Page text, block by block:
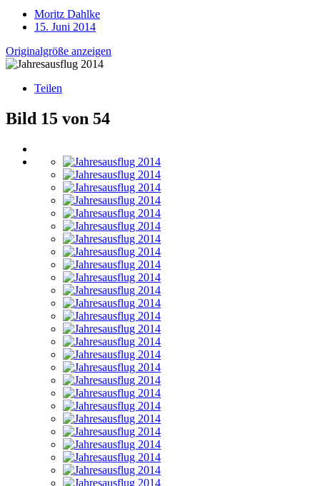
Moritz Dahlke
15. Juni 2014
Originalgröße anzeigen
Teilen
Bild 15 von 54